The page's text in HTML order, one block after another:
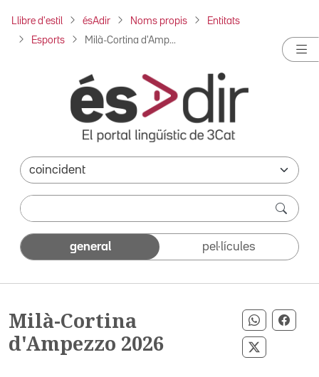
Llibre d'estil ésAdir Noms propis Entitats
Esports Milà-Cortina d'Amp...
general pel·lícules
Milà-Cortina
d'Ampezzo 2026
Compartir
Compartir